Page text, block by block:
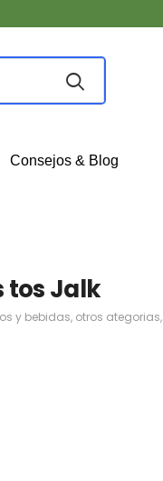
Consejos & Blog
tos Jalk
y bebidas, otros ategorias,